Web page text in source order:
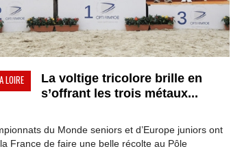
LOIRE
La voltige tricolore brille en
s’offrant les trois métaux...
du Monde seniors et d’Europe juniors ont
France de faire une belle récolte au Pôle